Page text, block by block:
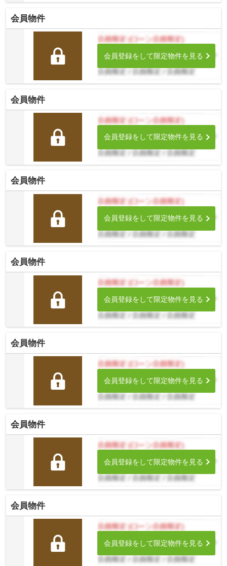
会員物件
会員登録をして限定物件を見る
会員物件
会員登録をして限定物件を見る
会員物件
会員登録をして限定物件を見る
会員物件
会員登録をして限定物件を見る
会員物件
会員登録をして限定物件を見る
会員物件
会員登録をして限定物件を見る
会員物件
会員登録をして限定物件を見る